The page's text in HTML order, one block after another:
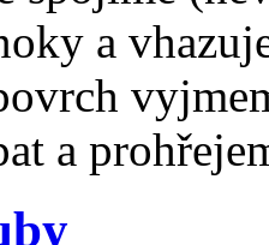
a
a